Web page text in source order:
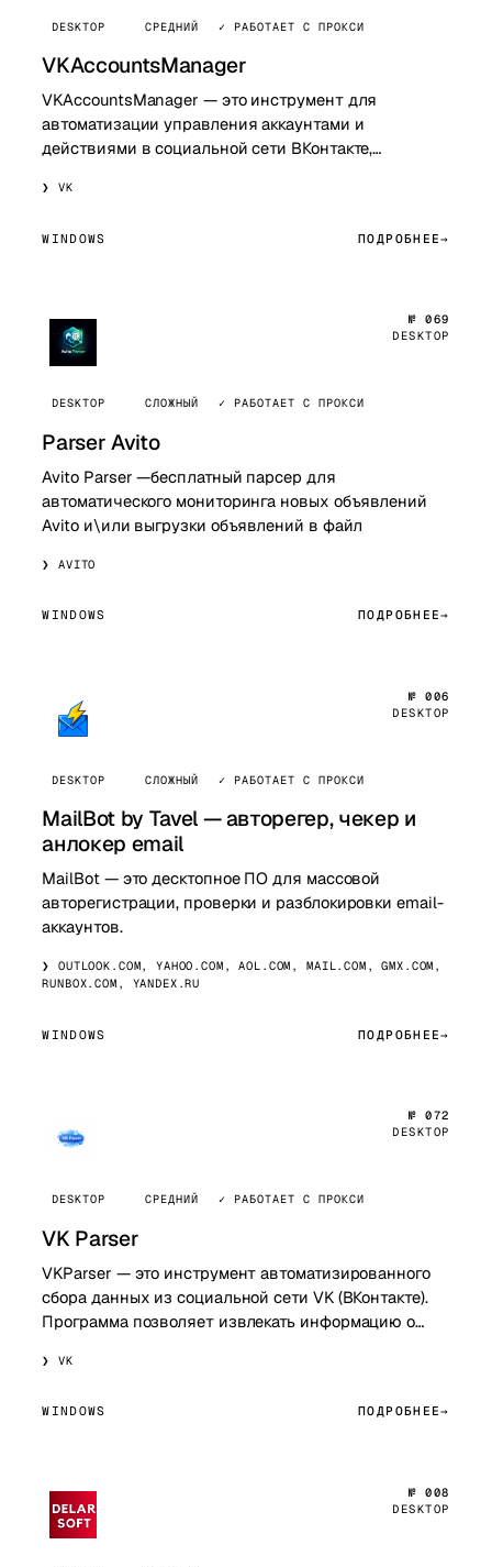
DESKTOP СРЕДНИЙ ✓ РАБОТАЕТ С ПРОКСИ
VKAccountsManager
VKAccountsManager — это инструмент для
автоматизации управления аккаунтами и
действиями в социальной сети ВКонтакте,
профилями, автоматизирова…
VK
WINDOWS ПОДРОБНЕЕ
№ 069
DESKTOP
DESKTOP СЛОЖНЫЙ ✓ РАБОТАЕТ С ПРОКСИ
Parser Avito
Avito Parser —бесплатный парсер для
автоматического мониторинга новых объявлений
Avito и\или выгрузки объявлений в файл
AVITO
WINDOWS ПОДРОБНЕЕ
№ 006
DESKTOP
DESKTOP СЛОЖНЫЙ ✓ РАБОТАЕТ С ПРОКСИ
MailBot by Tavel — авторегер, чекер и
анлокер email
MailBot — это десктопное ПО для массовой
авторегистрации, проверки и разблокировки email-
аккаунтов.
OUTLOOK.COM, YAHOO.COM, AOL.COM, MAIL.COM, GMX.COM,
RUNBOX.COM, YANDEX.RU
WINDOWS ПОДРОБНЕЕ
№ 072
DESKTOP
DESKTOP СРЕДНИЙ ✓ РАБОТАЕТ С ПРОКСИ
VK Parser
VKParser — это инструмент автоматизированного
сбора данных из социальной сети VK (ВКонтакте).
Программа позволяет извлекать информацию о
VK
WINDOWS ПОДРОБНЕЕ
№ 008
DESKTOP